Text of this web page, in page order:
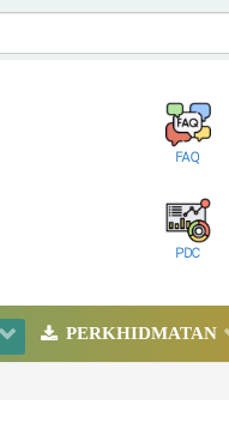
FAQ
PDC
PERKHIDMATAN